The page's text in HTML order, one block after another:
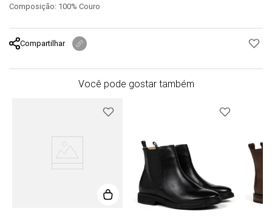
Composição: 100% Couro
Compartilhar
Você pode gostar também